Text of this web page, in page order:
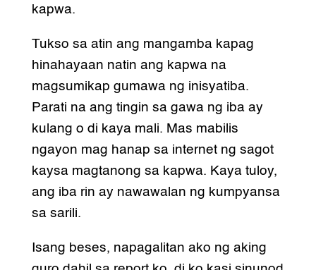
kapwa.
Tukso sa atin ang mangamba kapag
hinahayaan natin ang kapwa na
magsumikap gumawa ng inisyatiba.
Parati na ang tingin sa gawa ng iba ay
kulang o di kaya mali. Mas mabilis
ngayon mag hanap sa internet ng sagot
kaysa magtanong sa kapwa. Kaya tuloy,
ang iba rin ay nawawalan ng kumpyansa
sa sarili.
Isang beses, napagalitan ako ng aking